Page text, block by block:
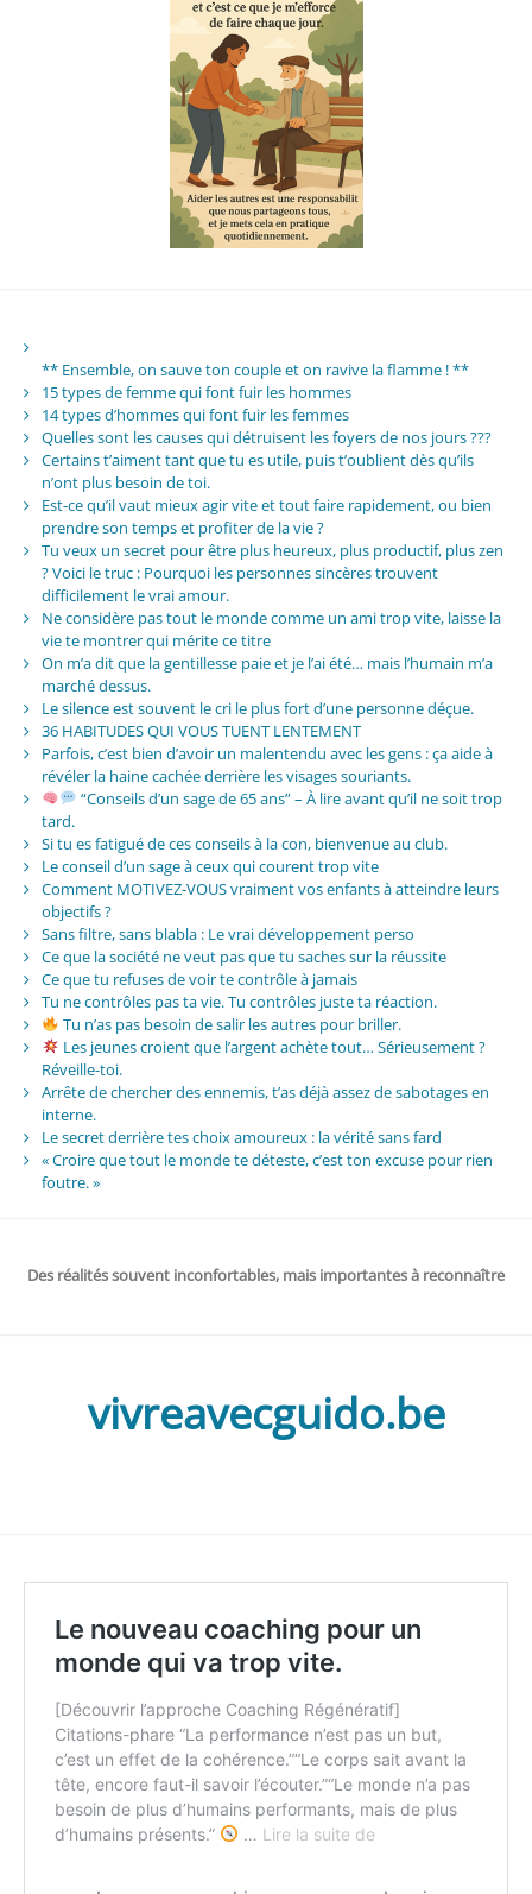
** Ensemble, on sauve ton couple et on ravive la flamme ! **
15 types de femme qui font fuir les hommes
14 types d’hommes qui font fuir les femmes
Quelles sont les causes qui détruisent les foyers de nos jours ???
Certains t’aiment tant que tu es utile, puis t’oublient dès qu’ils
n’ont plus besoin de toi.
Est-ce qu’il vaut mieux agir vite et tout faire rapidement, ou bien
prendre son temps et profiter de la vie ?
Tu veux un secret pour être plus heureux, plus productif, plus zen
? Voici le truc : Pourquoi les personnes sincères trouvent
difficilement le vrai amour.
Ne considère pas tout le monde comme un ami trop vite, laisse la
vie te montrer qui mérite ce titre
On m’a dit que la gentillesse paie et je l’ai été… mais l’humain m’a
marché dessus.
Le silence est souvent le cri le plus fort d’une personne déçue.
36 HABITUDES QUI VOUS TUENT LENTEMENT
Parfois, c’est bien d’avoir un malentendu avec les gens : ça aide à
révéler la haine cachée derrière les visages souriants.
“Conseils d’un sage de 65 ans” – À lire avant qu’il ne soit trop
tard.
Si tu es fatigué de ces conseils à la con, bienvenue au club.
Le conseil d’un sage à ceux qui courent trop vite
Comment MOTIVEZ-VOUS vraiment vos enfants à atteindre leurs
objectifs ?
Sans filtre, sans blabla : Le vrai développement perso
Ce que la société ne veut pas que tu saches sur la réussite
Ce que tu refuses de voir te contrôle à jamais
Tu ne contrôles pas ta vie. Tu contrôles juste ta réaction.
Tu n’as pas besoin de salir les autres pour briller.
Les jeunes croient que l’argent achète tout… Sérieusement ?
Réveille-toi.
Arrête de chercher des ennemis, t’as déjà assez de sabotages en
interne.
Le secret derrière tes choix amoureux : la vérité sans fard
« Croire que tout le monde te déteste, c’est ton excuse pour rien
foutre. »
Des réalités souvent inconfortables, mais importantes à reconnaître
vivreavecguido.be